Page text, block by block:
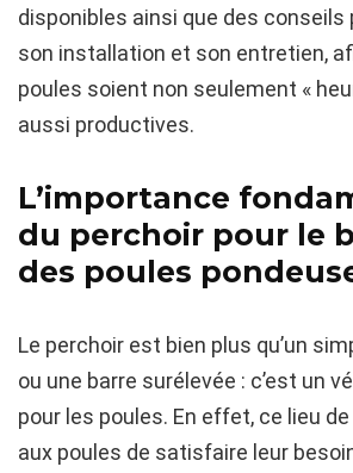
disponibles ainsi que des conseils
son installation et son entretien,
poules soient non seulement «
aussi productives.
L’importance
du perchoir pour le
des poules
Le perchoir est bien plus qu’un
ou une barre surélevée : c’est un
pour les poules. En effet, ce lieu
aux poules de satisfaire leur